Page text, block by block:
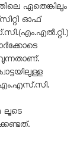
ഏതെങ്കിലും
ഓഫ്
എം.എസ്.സി.
ലൂടെ